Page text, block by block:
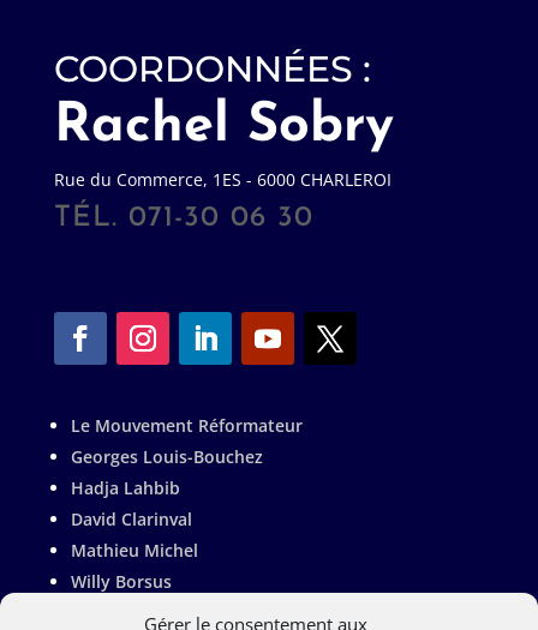
Gérer le consentement aux
COORDONNÉES :
Rachel Sobry
Rue du Commerce, 1ES - 6000 CHARLEROI
TÉL. 071-30 06 30
Le Mouvement Réformateur
Georges Louis-Bouchez
Hadja Lahbib
David Clarinval
Mathieu Michel
Willy Borsus
Adrien Dolimont